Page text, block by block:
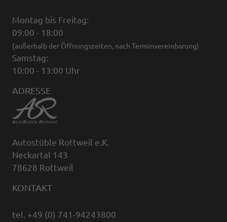
Montag bis Freitag:
09:00 - 18:00
(außerhalb der Öffnungszeiten, nach Terminvereinbarung)
Samstag:
10:00 - 13:00 Uhr
ADRESSE
Autostüble Rottweil e.K.
Neckartal 143
78628 Rottweil
KONTAKT
tel. +49 (0) 741-94243800